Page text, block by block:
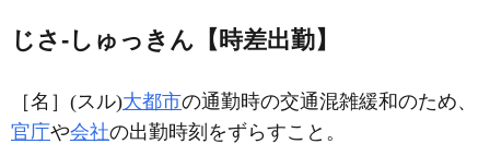
じさ‐しゅっきん【時差出勤】
［名］ (スル)大都市の通勤時の交通混雑緩和のため、
官庁や会社の出勤時刻をずらすこと。